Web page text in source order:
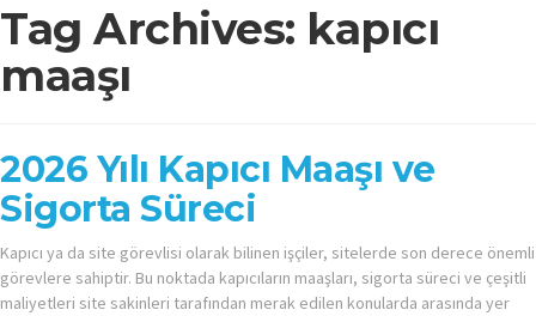
Tag Archives: kapıcı
maaşı
2026 Yılı Kapıcı Maaşı ve
Sigorta Süreci
Kapıcı ya da site görevlisi olarak bilinen işçiler, sitelerde son derece önemli
görevlere sahiptir. Bu noktada kapıcıların maaşları, sigorta süreci ve çeşitli
maliyetleri site sakinleri tarafından merak edilen konularda arasında yer